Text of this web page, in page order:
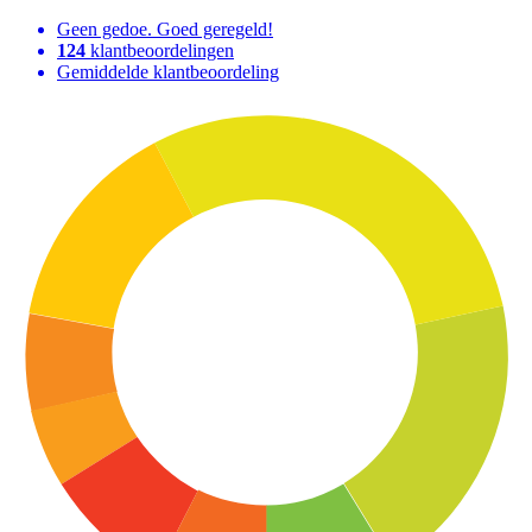
Geen gedoe. Goed geregeld!
124 klantbeoordelingen
Gemiddelde klantbeoordeling